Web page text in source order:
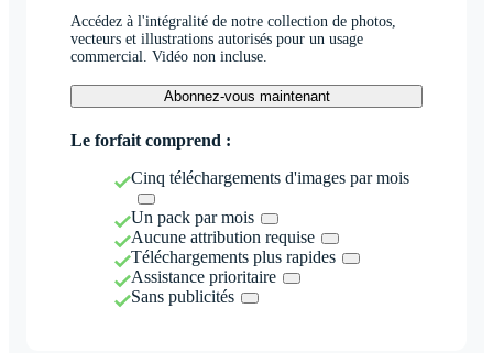
Accédez à l'intégralité de notre collection de photos,
vecteurs et illustrations autorisés pour un usage
commercial. Vidéo non incluse.
Abonnez-vous maintenant
Le forfait comprend :
Cinq téléchargements d'images par mois
Un pack par mois
Aucune attribution requise
Téléchargements plus rapides
Assistance prioritaire
Sans publicités